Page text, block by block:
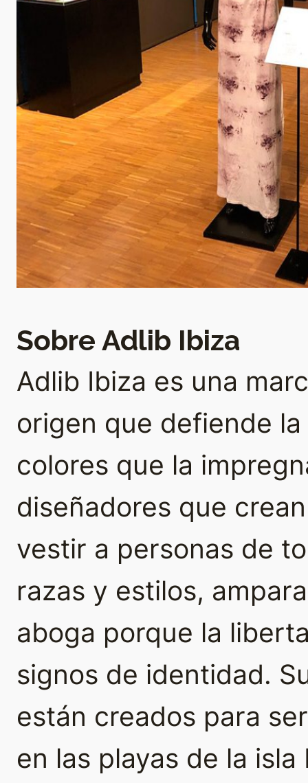
Sobre Adlib Ibiza
Adlib Ibiza es una
origen que defiende
colores que la
diseñadores que
vestir a personas de
razas y estilos,
aboga porque la
signos de identidad.
están creados para
en las playas de la